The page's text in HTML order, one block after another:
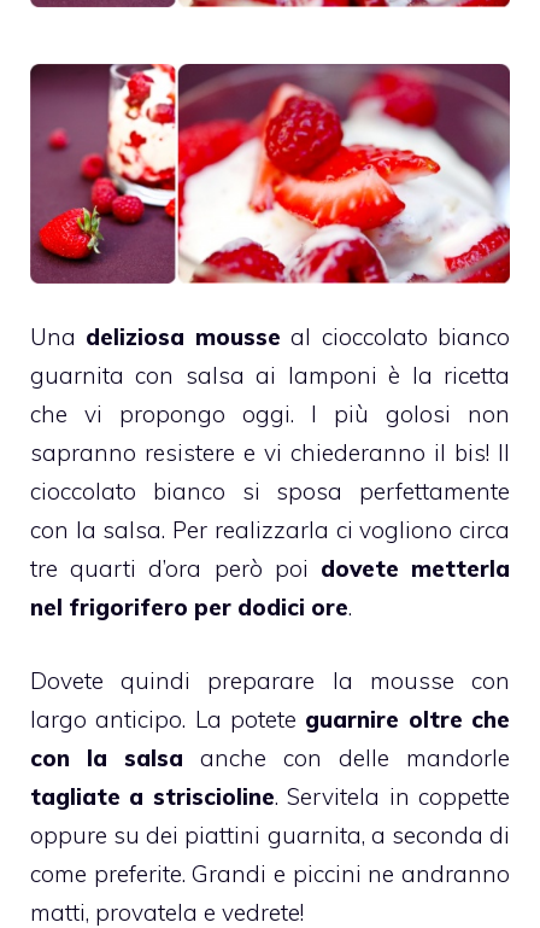
Una deliziosa mousse al cioccolato bianco
guarnita con salsa ai lamponi è la ricetta
che vi propongo oggi. I più golosi non
sapranno resistere e vi chiederanno il bis! Il
cioccolato bianco si sposa perfettamente
con la salsa. Per realizzarla ci vogliono circa
tre quarti d’ora però poi dovete metterla
nel frigorifero per dodici ore.
Dovete quindi preparare la mousse con
largo anticipo. La potete guarnire oltre che
con la salsa anche con delle mandorle
tagliate a striscioline. Servitela in coppette
oppure su dei piattini guarnita, a seconda di
come preferite. Grandi e piccini ne andranno
matti, provatela e vedrete!